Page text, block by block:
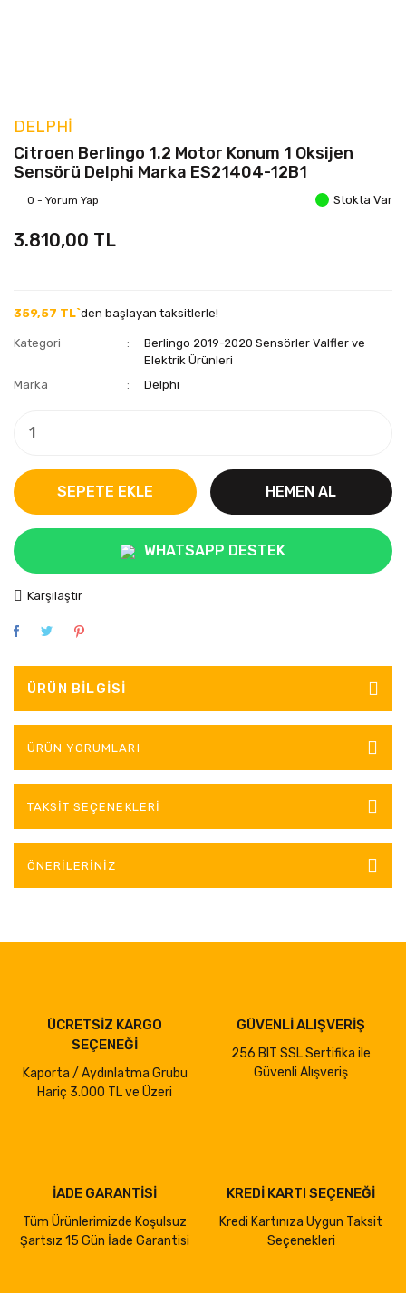
DELPHI
Citroen Berlingo 1.2 Motor Konum 1 Oksijen
Sensörü Delphi Marka ES21404-12B1
0 - Yorum Yap Stokta Var
3.810,00 TL
359,57 TL`den başlayan taksitlerle!
Kategori
Berlingo 2019-2020 Sensörler Valfler ve
Elektrik Ürünleri
Marka
Delphi
SEPETE EKLE HEMEN AL
WHATSAPP DESTEK
Karşılaştır
ÜRÜN BILGISI
ÜRÜN YORUMLARI
TAKSIT SEÇENEKLERI
ÖNERILERINIZ
ÜCRETSİZ KARGO
SEÇENEĞİ
Kaporta / Aydınlatma Grubu
Hariç 3.000 TL ve Üzeri
GÜVENLİ ALIŞVERİŞ
256 BIT SSL Sertifika ile
Güvenli Alışveriş
İADE GARANTİSİ
Tüm Ürünlerimizde Koşulsuz
Şartsız 15 Gün İade Garantisi
KREDİ KARTI SEÇENEĞİ
Kredi Kartınıza Uygun Taksit
Seçenekleri